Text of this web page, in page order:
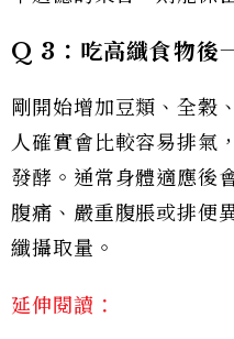
Q 3 ：吃高纖食物後
剛開始增加豆類、全穀
人確實會比較容易排氣
發酵。通常身體適應後
腹痛、嚴重腹脹或排便
纖攝取量。
延伸閱讀：